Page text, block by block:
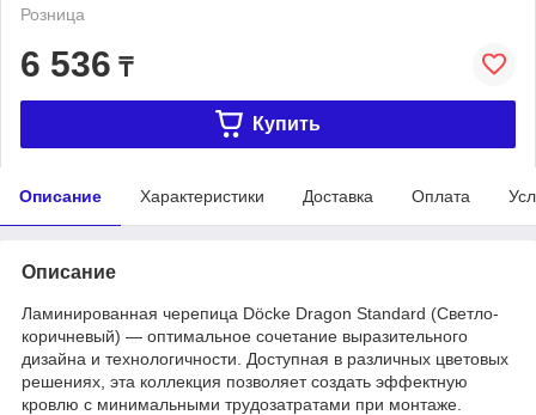
Розница
6 536 ₸
Купить
Описание Характеристики Доставка Оплата
Описание
Ламинированная черепица Döcke Dragon Standard (Светло-
коричневый) — оптимальное сочетание выразительного
дизайна и технологичности. Доступная в различных цветовых
решениях, эта коллекция позволяет создать эффектную
кровлю с минимальными трудозатратами при монтаже.